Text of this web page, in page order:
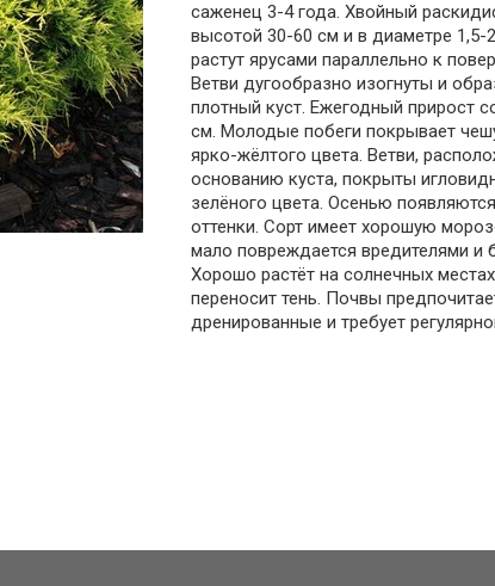
саженец 3-4 года. Хвойный
высотой 30-60 см и в диаметре 1,5-
растут ярусами параллельно к
Ветви дугообразно изогнуты и
плотный куст. Ежегодный прирост
см. Молодые побеги покрывает
ярко-жёлтого цвета. Ветви,
основанию куста, покрыты
зелёного цвета. Осенью
оттенки. Сорт имеет хорошую
мало повреждается вредителями и
Хорошо растёт на солнечных
переносит тень. Почвы
дренированные и требует